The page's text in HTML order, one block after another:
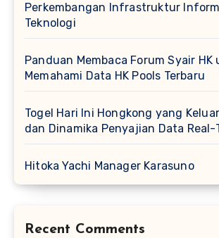
Perkembangan Infrastruktur
Teknologi
Panduan Membaca Forum Syair HK
Memahami Data HK Pools Terbaru
Togel Hari Ini Hongkong yang
dan Dinamika Penyajian Data Real-
Hitoka Yachi Manager Karasuno
Recent Comments